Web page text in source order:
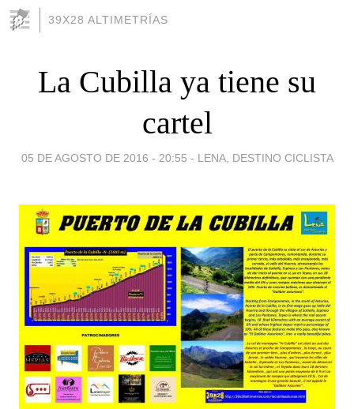
39X28 ALTIMETRÍAS
La Cubilla ya tiene su
cartel
05 DE AGOSTO DE 2016 - 20:55 - LENA, DESTINO CICLISTA